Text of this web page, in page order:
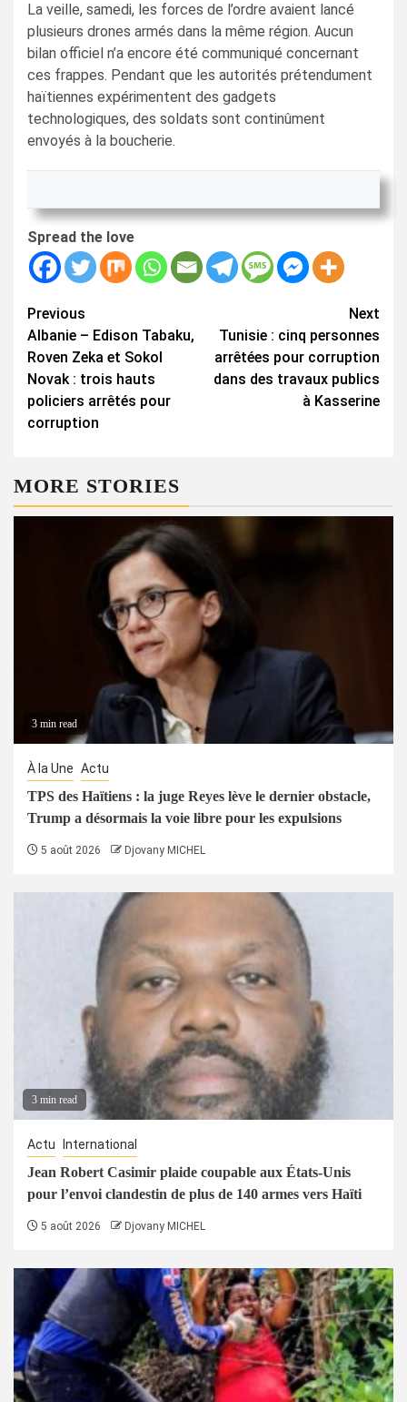
La veille, samedi, les forces de l’ordre avaient lancé
plusieurs drones armés dans la même région. Aucun
bilan officiel n’a encore été communiqué concernant
ces frappes. Pendant que les autorités prétendument
haïtiennes expérimentent des gadgets
technologiques, des soldats sont continûment
envoyés à la boucherie.
Spread the love
Continue
Reading
Previous
Albanie – Edison Tabaku,
Roven Zeka et Sokol
Novak : trois hauts
policiers arrêtés pour
corruption
Next
Tunisie : cinq personnes
arrêtées pour corruption
dans des travaux publics
à Kasserine
MORE STORIES
3 min read
À la Une Actu
TPS des Haïtiens : la juge Reyes lève le dernier obstacle,
Trump a désormais la voie libre pour les expulsions
5 août 2026 Djovany MICHEL
3 min read
Actu International
Jean Robert Casimir plaide coupable aux États-Unis
pour l’envoi clandestin de plus de 140 armes vers Haïti
5 août 2026 Djovany MICHEL